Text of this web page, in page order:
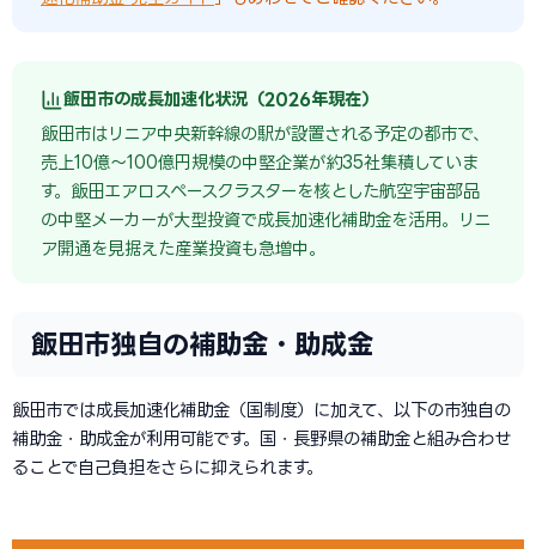
飯田市の成長加速化状況（2026年現在）
飯田市はリニア中央新幹線の駅が設置される予定の都市で、
売上10億〜100億円規模の中堅企業が約35社集積していま
す。飯田エアロスペースクラスターを核とした航空宇宙部品
の中堅メーカーが大型投資で成長加速化補助金を活用。リニ
ア開通を見据えた産業投資も急増中。
飯田市独自の補助金・助成金
飯田市では成長加速化補助金（国制度）に加えて、以下の市独自の
補助金・助成金が利用可能です。国・長野県の補助金と組み合わせ
ることで自己負担をさらに抑えられます。